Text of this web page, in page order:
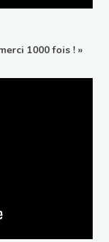
1000 fois ! »